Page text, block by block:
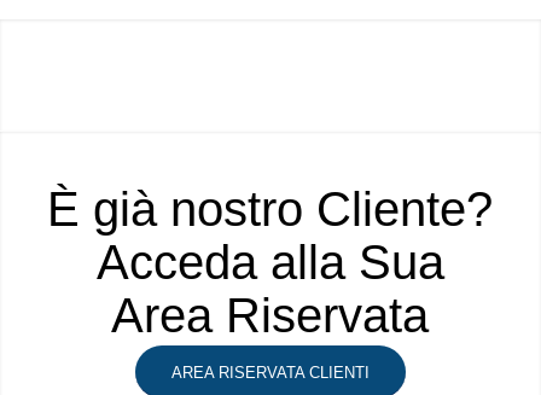
È già nostro Cliente?
Acceda alla Sua
Area Riservata
AREA RISERVATA CLIENTI